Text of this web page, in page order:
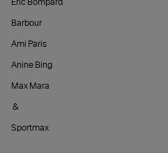
Éric Bompard
Barbour
Ami Paris
Anine Bing
Max Mara
&
Sportmax